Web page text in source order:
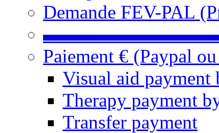
Demande FEV-PAL
Paiement € (Paypal
Visual aid payment
Therapy payment
Transfer payment